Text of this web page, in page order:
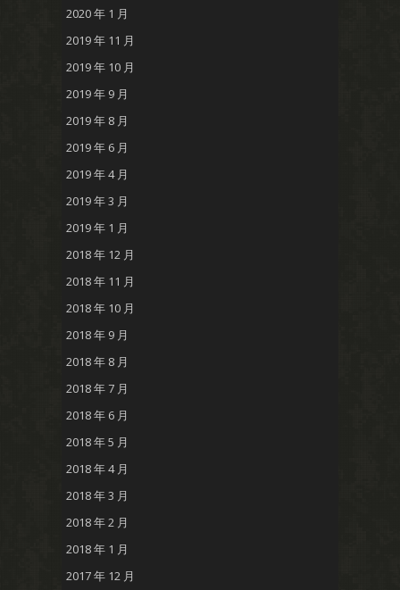
2020 年 1 月
2019 年 11 月
2019 年 10 月
2019 年 9 月
2019 年 8 月
2019 年 6 月
2019 年 4 月
2019 年 3 月
2019 年 1 月
2018 年 12 月
2018 年 11 月
2018 年 10 月
2018 年 9 月
2018 年 8 月
2018 年 7 月
2018 年 6 月
2018 年 5 月
2018 年 4 月
2018 年 3 月
2018 年 2 月
2018 年 1 月
2017 年 12 月